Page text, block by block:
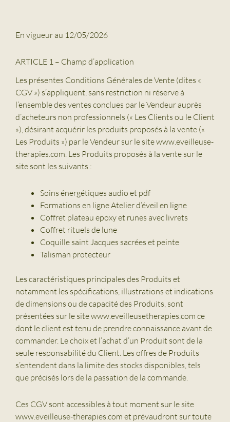
En vigueur au 12/05/2026
ARTICLE 1 – Champ d’application
Les présentes Conditions Générales de Vente (dites «
CGV ») s’appliquent, sans restriction ni réserve à
l’ensemble des ventes conclues par le Vendeur auprès
d’acheteurs non professionnels (« Les Clients ou le Client
»), désirant acquérir les produits proposés à la vente («
Les Produits ») par le Vendeur sur le site www.eveilleuse-
therapies.com. Les Produits proposés à la vente sur le
site sont les suivants :
Soins énergétiques audio et pdf
Formations en ligne Atelier d’éveil en ligne
Coffret plateau epoxy et runes avec livrets
Coffret rituels de lune
Coquille saint Jacques sacrées et peinte
Talisman protecteur
Les caractéristiques principales des Produits et
notamment les spécifications, illustrations et indications
de dimensions ou de capacité des Produits, sont
présentées sur le site www.eveilleusetherapies.com ce
dont le client est tenu de prendre connaissance avant de
commander. Le choix et l’achat d’un Produit sont de la
seule responsabilité du Client. Les offres de Produits
s’entendent dans la limite des stocks disponibles, tels
que précisés lors de la passation de la commande.
Ces CGV sont accessibles à tout moment sur le site
www.eveilleuse-therapies.com et prévaudront sur toute